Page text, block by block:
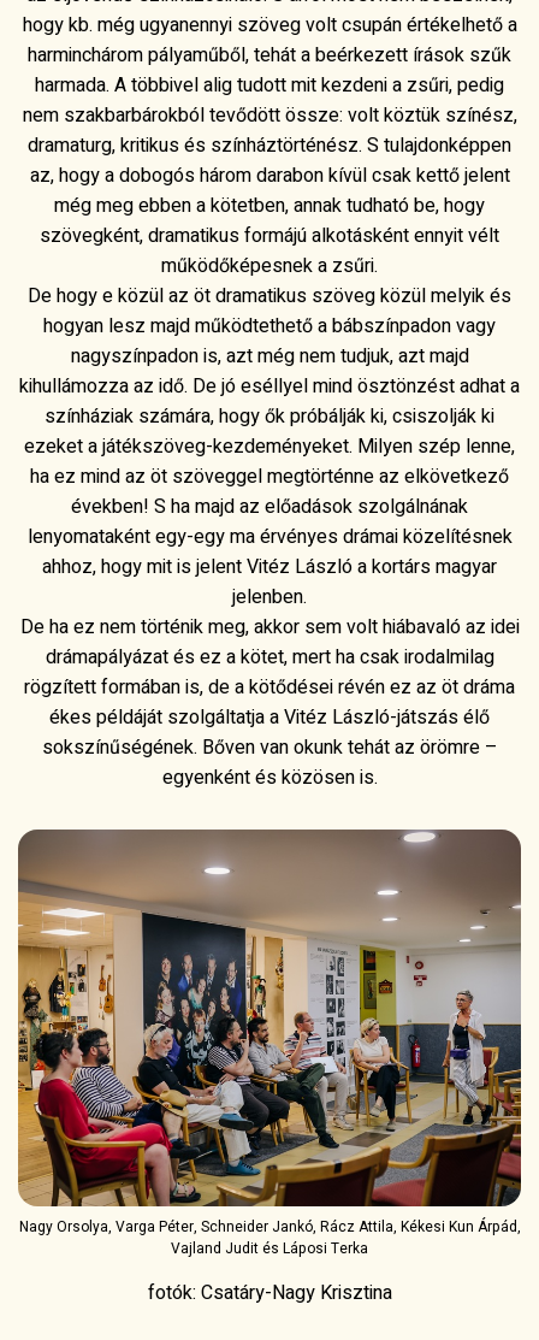
hogy kb. még ugyanennyi szöveg volt csupán értékelhető a
harminchárom pályaműből, tehát a beérkezett írások szűk
harmada. A többivel alig tudott mit kezdeni a zsűri, pedig
nem szakbarbárokból tevődött össze: volt köztük színész,
dramaturg, kritikus és színháztörténész. S tulajdonképpen
az, hogy a dobogós három darabon kívül csak kettő jelent
még meg ebben a kötetben, annak tudható be, hogy
szövegként, dramatikus formájú alkotásként ennyit vélt
működőképesnek a zsűri.
De hogy e közül az öt dramatikus szöveg közül melyik és
hogyan lesz majd működtethető a bábszínpadon vagy
nagyszínpadon is, azt még nem tudjuk, azt majd
kihullámozza az idő. De jó eséllyel mind ösztönzést adhat a
színháziak számára, hogy ők próbálják ki, csiszolják ki
ezeket a játékszöveg-kezdeményeket. Milyen szép lenne,
ha ez mind az öt szöveggel megtörténne az elkövetkező
években! S ha majd az előadások szolgálnának
lenyomataként egy-egy ma érvényes drámai közelítésnek
ahhoz, hogy mit is jelent Vitéz László a kortárs magyar
jelenben.
De ha ez nem történik meg, akkor sem volt hiábavaló az idei
drámapályázat és ez a kötet, mert ha csak irodalmilag
rögzített formában is, de a kötődései révén ez az öt dráma
ékes példáját szolgáltatja a Vitéz László-játszás élő
sokszínűségének. Bőven van okunk tehát az örömre –
egyenként és közösen is.
Nagy Orsolya, Varga Péter, Schneider Jankó, Rácz Attila, Kékesi Kun Árpád,
Vajland Judit és Láposi Terka
fotók: Csatáry-Nagy Krisztina